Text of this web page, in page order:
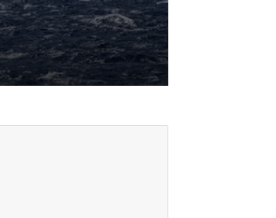
أغسطس 6, 2026
تراجع الملاحة في